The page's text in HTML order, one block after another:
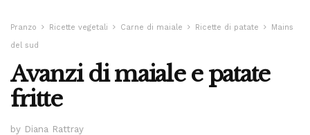
Pranzo Ricette vegetali Carne di maiale Ricette di patate
Mains
del sud
Avanzi di maiale e patate
fritte
by Diana Rattray